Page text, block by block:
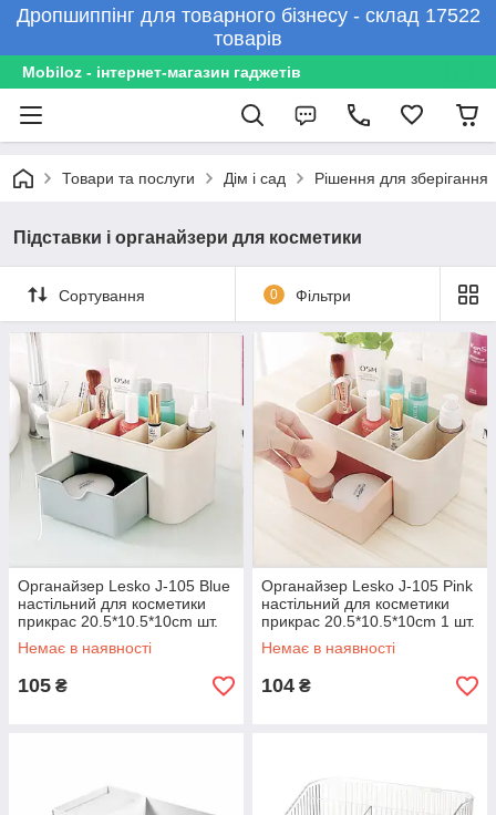
Дропшиппінг для товарного бізнесу - склад 17522
товарів
Mobiloz - інтернет-магазин гаджетів
Товари та послуги Дім і сад Рішення для зберігання
Підставки і органайзери для косметики
Сортування 0 Фільтри
Органайзер Lesko J-105 Blue
настільний для косметики
прикрас 20.5*10.5*10cm шт.
Немає в наявності
105 ₴
Органайзер Lesko J-105 Pink
настільний для косметики
прикрас 20.5*10.5*10cm 1 шт.
Немає в наявності
104 ₴